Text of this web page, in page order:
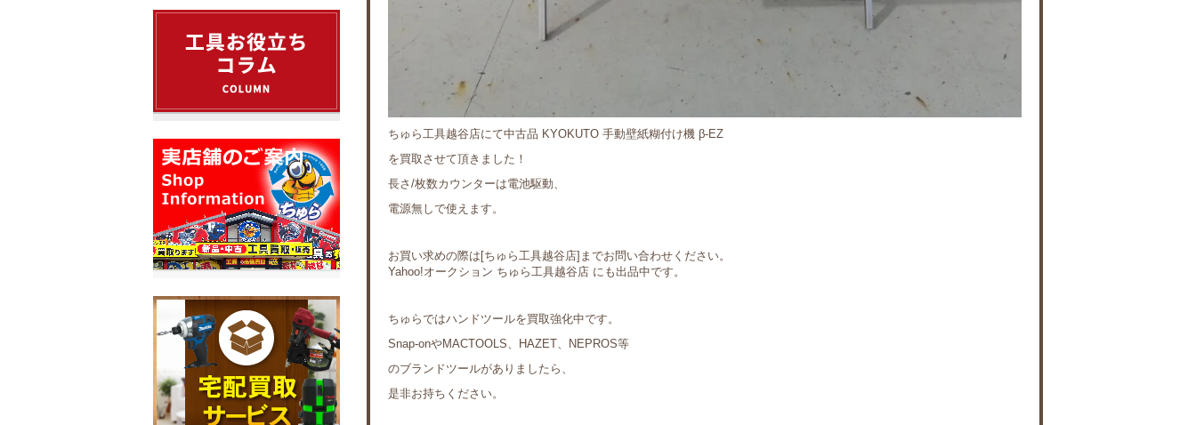
ちゅら工具越谷店にて中古品 KYOKUTO 手動壁紙糊付け機 β-EZ
を買取させて頂きました！
長さ/枚数カウンターは電池駆動、
電源無しで使えます。
お買い求めの際は[ちゅら工具越谷店]までお問い合わせください。
Yahoo!オークション ちゅら工具越谷店 にも出品中です。
ちゅらではハンドツールを買取強化中です。
Snap-onやMACTOOLS、HAZET、NEPROS等
のブランドツールがありましたら、
是非お持ちください。